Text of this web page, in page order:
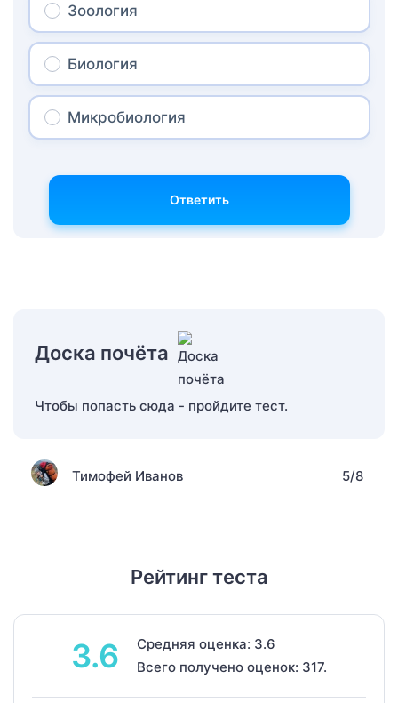
Зоология
Биология
Микробиология
Ответить
Доска почёта
Чтобы попасть сюда - пройдите тест.
Тимофей Иванов 5/8
Рейтинг теста
3.6
Средняя оценка: 3.6
Всего получено оценок: 317.